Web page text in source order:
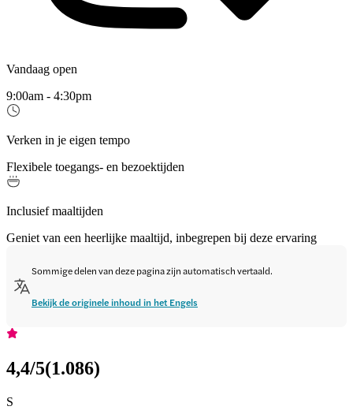
Vandaag open
9:00am - 4:30pm
Verken in je eigen tempo
Flexibele toegangs- en bezoektijden
Inclusief maaltijden
Geniet van een heerlijke maaltijd, inbegrepen bij deze ervaring
Sommige delen van deze pagina zijn automatisch vertaald.
Bekijk de originele inhoud in het Engels
4,4/5(1.086)
S